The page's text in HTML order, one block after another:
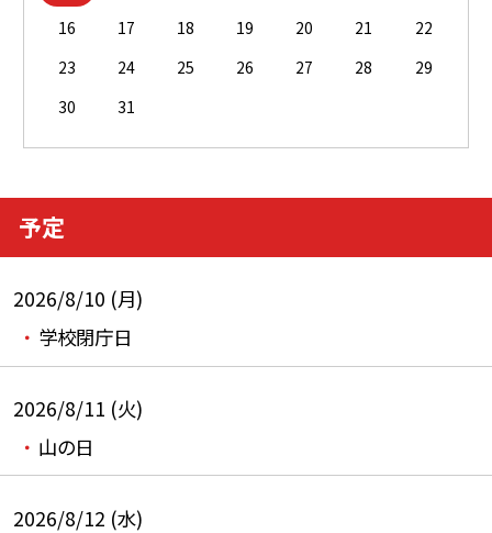
16
17 18 19 20 21
22
23
24 25 26 27 28
29
30
31
予定
2026/8/10 (月)
学校閉庁日
2026/8/11 (火)
山の日
2026/8/12 (水)